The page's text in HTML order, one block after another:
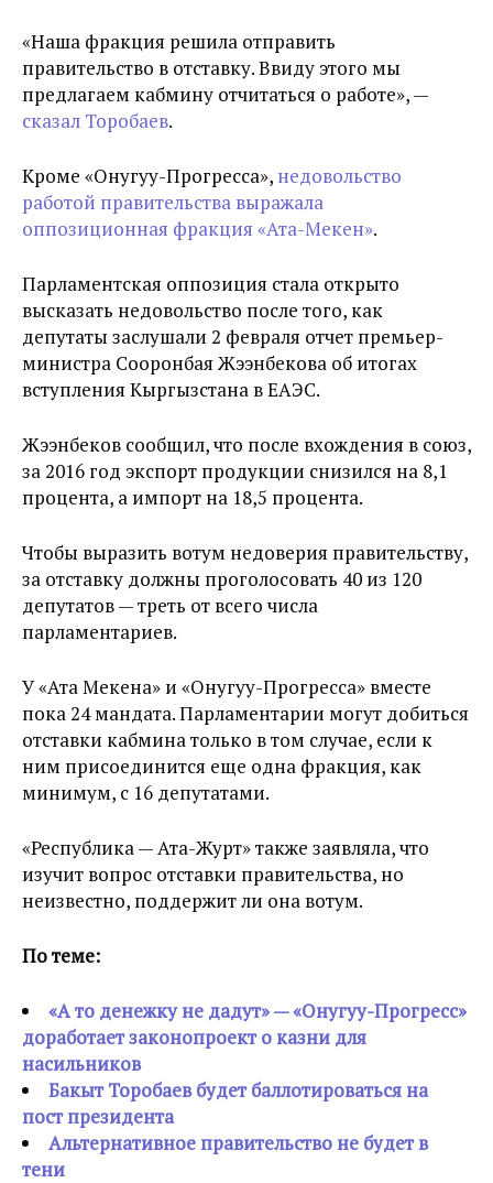
«Наша фракция решила отправить
правительство в отставку. Ввиду этого мы
предлагаем кабмину отчитаться о работе», —
сказал Торобаев.
Кроме «Онугуу-Прогресса», недовольство
работой правительства выражала
оппозиционная фракция «Ата-Мекен».
Парламентская оппозиция стала открыто
высказать недовольство после того, как
депутаты заслушали 2 февраля отчет премьер-
министра Сооронбая Жээнбекова об итогах
вступления Кыргызстана в ЕАЭС.
Жээнбеков сообщил, что после вхождения в союз,
за 2016 год экспорт продукции снизился на 8,1
процента, а импорт на 18,5 процента.
Чтобы выразить вотум недоверия правительству,
за отставку должны проголосовать 40 из 120
депутатов — треть от всего числа
парламентариев.
У «Ата Мекена» и «Онугуу-Прогресса» вместе
пока 24 мандата. Парламентарии могут добиться
отставки кабмина только в том случае, если к
ним присоединится еще одна фракция, как
минимум, с 16 депутатами.
«Республика — Ата-Журт» также заявляла, что
изучит вопрос отставки правительства, но
неизвестно, поддержит ли она вотум.
По теме:
«А то денежку не дадут» — «Онугуу-Прогресс»
доработает законопроект о казни для
насильников
Бакыт Торобаев будет баллотироваться на
пост президента
Альтернативное правительство не будет в
тени